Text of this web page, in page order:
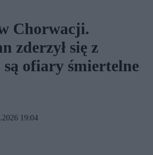
Chorwacji.
zderzył się z
są ofiary śmiertelne
19:04